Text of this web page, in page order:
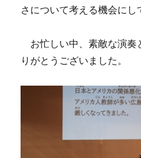
さについて考える機会にし
お忙しい中、素敵な演奏
りがとうございました。